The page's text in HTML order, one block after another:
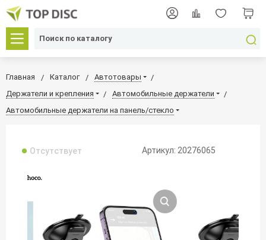
Главная Каталог
Автотовары
Держатели и крепления
Автомобильные держатели
Автомобильные держатели на панель/стекло
Отсутствует Артикул: 20276065